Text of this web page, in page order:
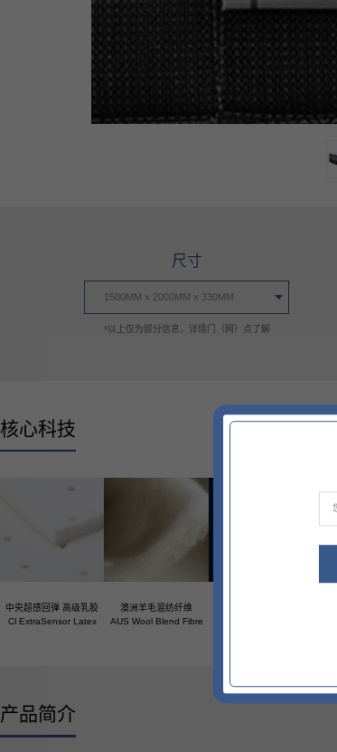
尺寸
1500MM x 2000MM x 330MM
*以上仅为部分信息，详情门（网）点了解
核心科技
中央超感回弹 高级乳胶
Cl ExtraSensor Latex
澳洲羊毛混纺纤维
AUS Wool Blend Fibre
产品简介